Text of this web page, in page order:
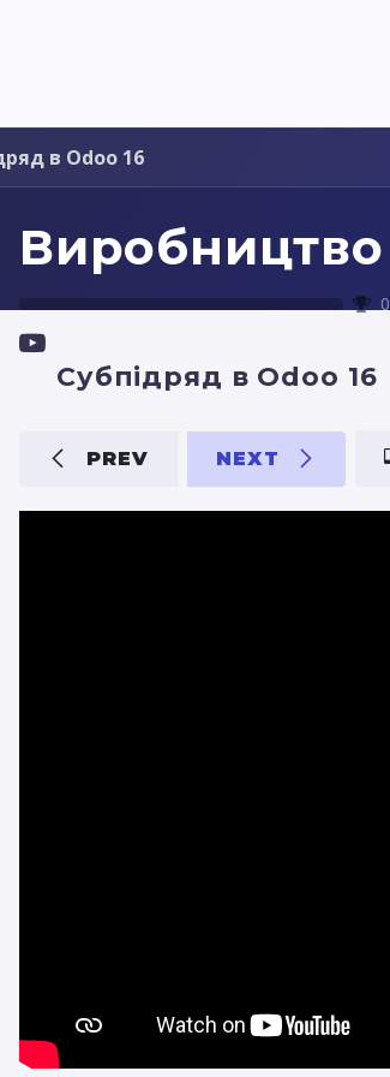
в Odoo 16
Виробництво
0
Субпідряд в Odoo 16
PREV NEXT